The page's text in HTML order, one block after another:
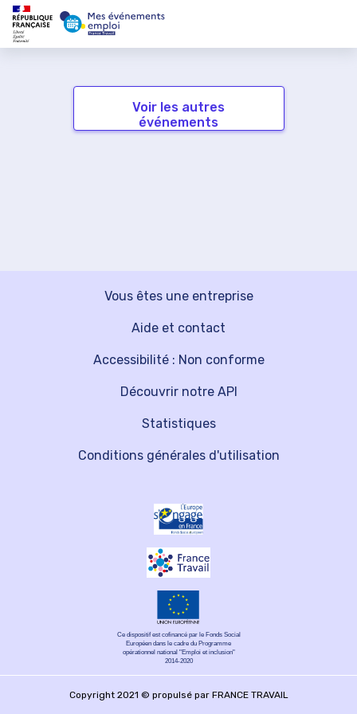
Voir les autres
événements
Vous êtes une entreprise
Découvrir notre API
Aide et contact
Statistiques
Accessibilité : Non conforme
Conditions générales d'utilisation
Ce dispositif est cofinancé par le Fonds Social
Européen dans le cadre du Programme
opérationnel national "Emploi et inclusion"
2014-2020
Copyright 2021 © propulsé par FRANCE TRAVAIL